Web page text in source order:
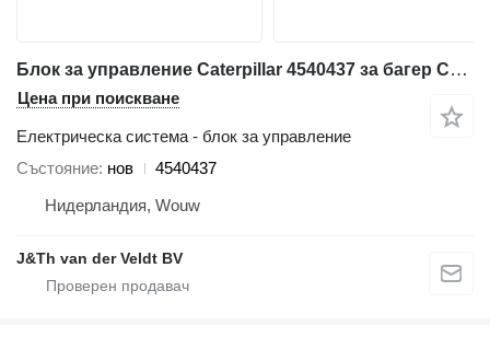
Блок за управление Caterpillar 4540437 за багер Caterpillar 320E 312E 324E 336E 329E 349E 330F 312F 352F 336F 349F 320EL 324EL 316EL 336EH 336EL 329EL 349EL 390FL 374FL 316FL 326FL 336FL 349FL 320ERR 314ECR 336ELH 312FGC 314FCR 336FXE 320ELRR 314ELCR 336FLXE
Цена при поискване
Електрическа система - блок за управление
Състояние нов
4540437
Нидерландия, Wouw
J&Th van der Veldt BV